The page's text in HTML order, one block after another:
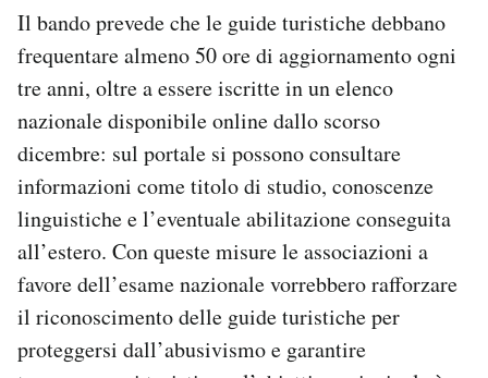
Il bando prevede che le guide turistiche debbano
frequentare almeno 50 ore di aggiornamento ogni
tre anni, oltre a essere iscritte in un elenco
nazionale disponibile online dallo scorso
dicembre: sul portale si possono consultare
informazioni come titolo di studio, conoscenze
linguistiche e l’eventuale abilitazione conseguita
all’estero. Con queste misure le associazioni a
favore dell’esame nazionale vorrebbero rafforzare
il riconoscimento delle guide turistiche per
proteggersi dall’abusivismo e garantire